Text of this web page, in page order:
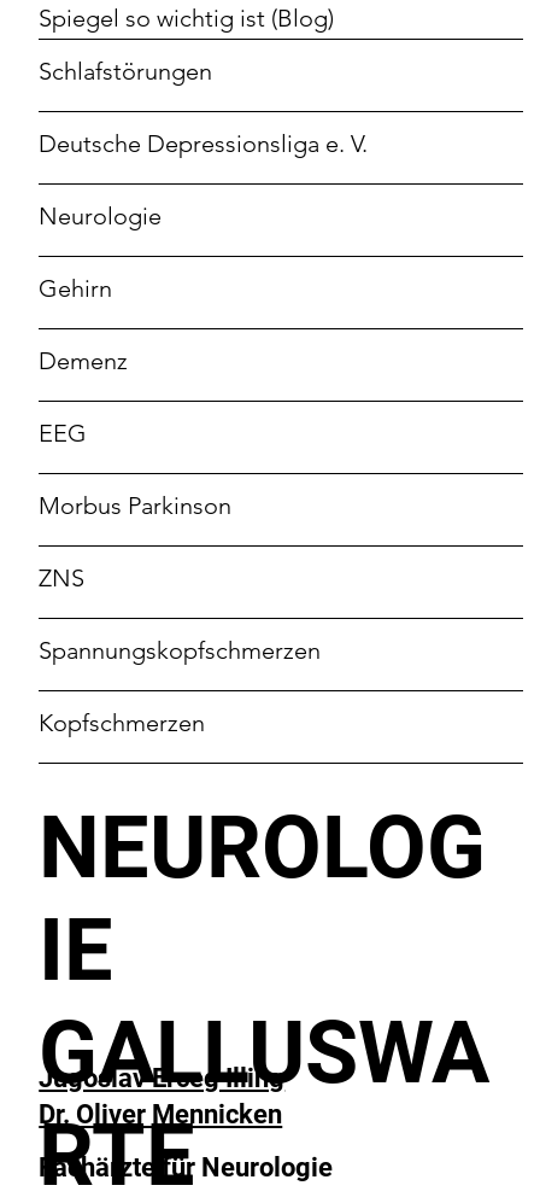
Spiegel so wichtig ist (Blog)
Schlafstörungen
Deutsche Depressionsliga e. V.
Neurologie
Gehirn
Demenz
EEG
Morbus Parkinson
ZNS
Spannungskopfschmerzen
Kopfschmerzen
Jugoslav Erceg Illing
Dr. Oliver Mennicken
Fachärzte für Neurologie
NEUROLOG
IE
GALLUSWA
RTE